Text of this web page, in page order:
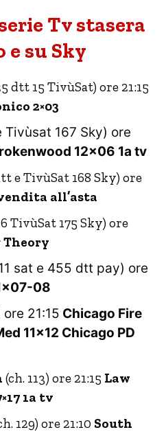
Tv stasera
e su Sky
dtt 15 TivùSat) ore 21:15
2×03
167 Sky) ore
12×06 1a tv
e TivùSat 168 Sky) ore
all’asta
TivùSat 175 Sky) ore
Theory
sat e 455 dtt pay) ore
08
ore 21:15 Chicago Fire
11×12 Chicago PD
(ch. 113) ore 21:15 Law
1a tv
129) ore 21:10 South